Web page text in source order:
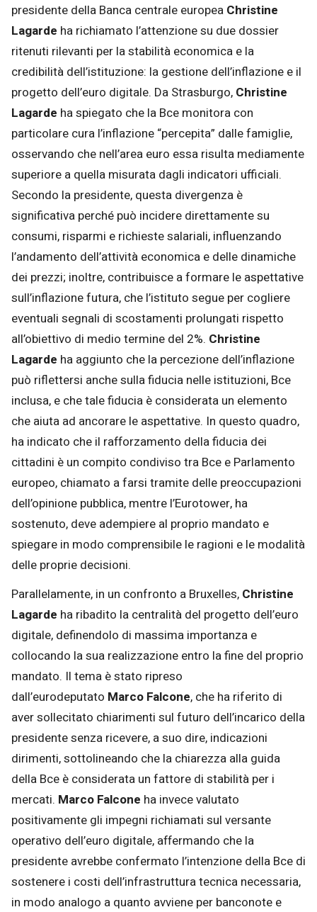
presidente della Banca centrale europea Christine
Lagarde ha richiamato l’attenzione su due dossier
ritenuti rilevanti per la stabilità economica e la
credibilità dell’istituzione: la gestione dell’inflazione e il
progetto dell’euro digitale. Da Strasburgo, Christine
Lagarde ha spiegato che la Bce monitora con
particolare cura l’inflazione “percepita” dalle famiglie,
osservando che nell’area euro essa risulta mediamente
superiore a quella misurata dagli indicatori ufficiali.
Secondo la presidente, questa divergenza è
significativa perché può incidere direttamente su
consumi, risparmi e richieste salariali, influenzando
l’andamento dell’attività economica e delle dinamiche
dei prezzi; inoltre, contribuisce a formare le aspettative
sull’inflazione futura, che l’istituto segue per cogliere
eventuali segnali di scostamenti prolungati rispetto
all’obiettivo di medio termine del 2%. Christine
Lagarde ha aggiunto che la percezione dell’inflazione
può riflettersi anche sulla fiducia nelle istituzioni, Bce
inclusa, e che tale fiducia è considerata un elemento
che aiuta ad ancorare le aspettative. In questo quadro,
ha indicato che il rafforzamento della fiducia dei
cittadini è un compito condiviso tra Bce e Parlamento
europeo, chiamato a farsi tramite delle preoccupazioni
dell’opinione pubblica, mentre l’Eurotower, ha
sostenuto, deve adempiere al proprio mandato e
spiegare in modo comprensibile le ragioni e le modalità
delle proprie decisioni.
Parallelamente, in un confronto a Bruxelles, Christine
Lagarde ha ribadito la centralità del progetto dell’euro
digitale, definendolo di massima importanza e
collocando la sua realizzazione entro la fine del proprio
mandato. Il tema è stato ripreso
dall’eurodeputato Marco Falcone, che ha riferito di
aver sollecitato chiarimenti sul futuro dell’incarico della
presidente senza ricevere, a suo dire, indicazioni
dirimenti, sottolineando che la chiarezza alla guida
della Bce è considerata un fattore di stabilità per i
mercati. Marco Falcone ha invece valutato
positivamente gli impegni richiamati sul versante
operativo dell’euro digitale, affermando che la
presidente avrebbe confermato l’intenzione della Bce di
sostenere i costi dell’infrastruttura tecnica necessaria,
in modo analogo a quanto avviene per banconote e